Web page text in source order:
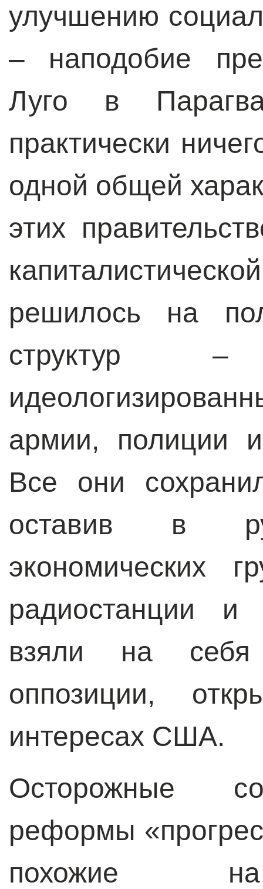
улучшению
– наподобие
Луго в
практически
одной общей
этих
решилось на
структур
армии, полиции
Все они
оставив в
экономических
радиостанции и
взяли на себя
оппозиции,
интересах США.
Осторожные
реформы
похожие на